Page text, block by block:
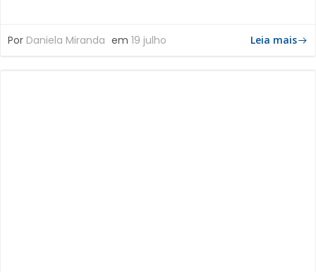
Por Daniela Miranda em 19 julho Leia mais